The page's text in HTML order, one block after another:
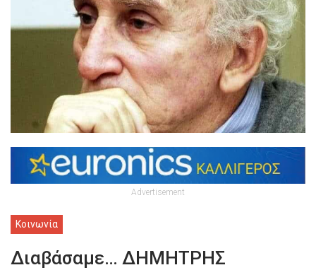
Advertisement
Κοινωνία
Διαβάσαμε… ΔΗΜΗΤΡΗΣ